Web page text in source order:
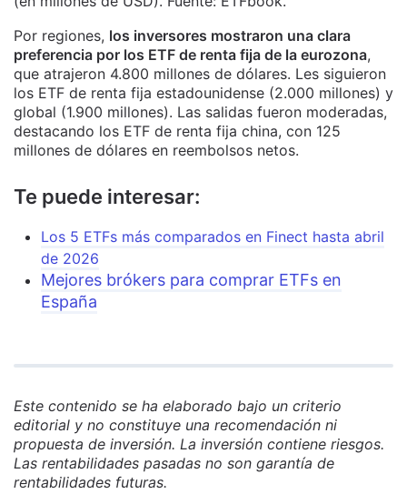
Por regiones, los inversores mostraron una clara
preferencia por los ETF de renta fija de la eurozona,
que atrajeron 4.800 millones de dólares. Les siguieron
los ETF de renta fija estadounidense (2.000 millones) y
global (1.900 millones). Las salidas fueron moderadas,
destacando los ETF de renta fija china, con 125
millones de dólares en reembolsos netos.
Te puede interesar:
Los 5 ETFs más comparados en Finect hasta abril
de 2026
Mejores brókers para comprar ETFs en
España
Este contenido se ha elaborado bajo un criterio
editorial y no constituye una recomendación ni
propuesta de inversión. La inversión contiene riesgos.
Las rentabilidades pasadas no son garantía de
rentabilidades futuras.